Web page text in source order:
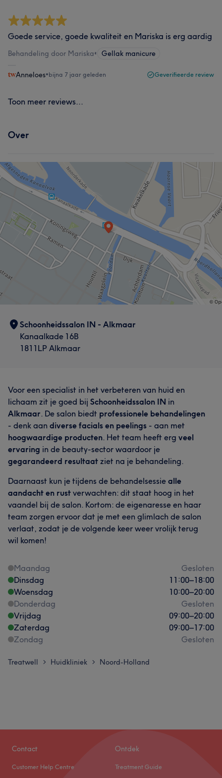
Goede service, goede kwaliteit en Mariska is erg aardig
Behandeling door Mariska• Gellak manicure
Anneloes•bijna 7 jaar geleden Geverifieerde review
Toon meer reviews...
Over
Schoonheidssalon IN - Alkmaar
Kanaalkade 16B
1811LP Alkmaar
Voor een specialist in het verbeteren van huid en
lichaam zit je goed bij Schoonheidssalon IN in
Alkmaar. De salon biedt professionele behandelingen
- denk aan diverse facials en peelings - aan met
hoogwaardige producten. Het team heeft erg veel
ervaring in de beauty-sector waardoor je
gegarandeerd resultaat ziet na je behandeling.
Daarnaast kun je tijdens de behandelsessie alle
aandacht en rust verwachten: dit staat hoog in het
vaandel bij de salon. Kortom: de eigenaresse en haar
team zorgen ervoor dat je met een glimlach de salon
verlaat, zodat je de volgende keer weer vrolijk terug
wil komen!
Maandag
Gesloten
Dinsdag
11:00–18:00
Woensdag
10:00–20:00
Donderdag
Gesloten
Vrijdag
09:00–20:00
Zaterdag
09:00–17:00
Zondag
Gesloten
Treatwell > Huidkliniek > Noord-Holland
Contact
Customer Help Centre
Ontdek
Treatment Guide